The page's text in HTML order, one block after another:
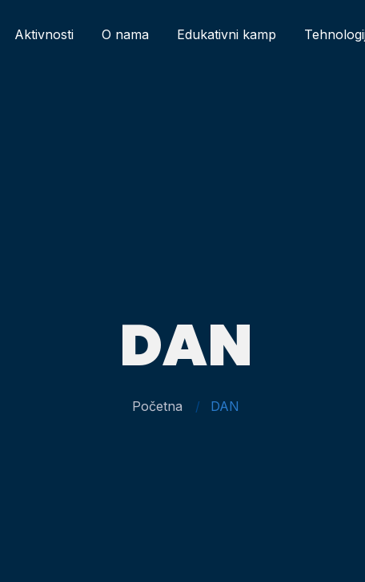
Aktivnosti O nama Edukativni kamp
DAN
Početna DAN